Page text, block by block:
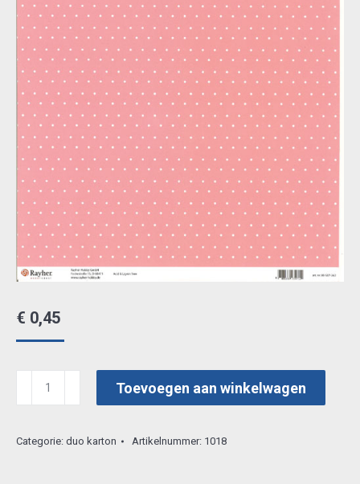
€ 0,45
rayher
200gr
karton
Toevoegen aan winkelwagen
Categorie: duo karton Artikelnummer: 1018